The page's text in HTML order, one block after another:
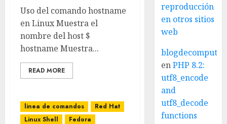
Uso del comando hostname
en Linux Muestra el
nombre del host $
hostname Muestra...
READ MORE
linea de comandos
Red Hat
Linux Shell
Fedora
reproducción
en otros sitios
web
enPHP 8.2:
utf8_encode
and
utf8_decode
functions